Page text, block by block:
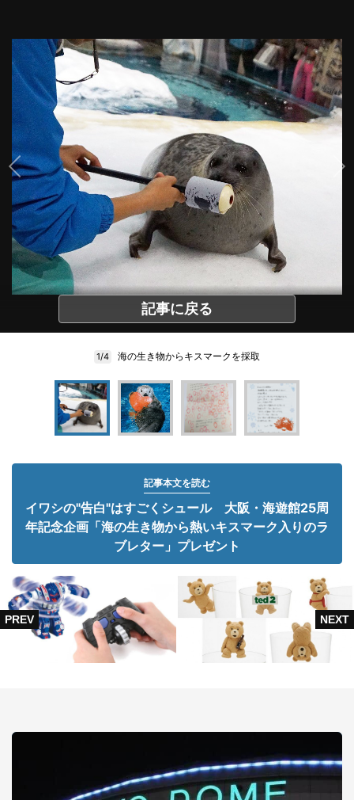
記事に戻る
1/4 海の生き物からキスマークを採取
記事本文を読む
イワシの"告白"はすごくシュール 大阪・海遊館25周
年記念企画「海の生き物から熱いキスマーク入りのラ
ブレター」プレゼント